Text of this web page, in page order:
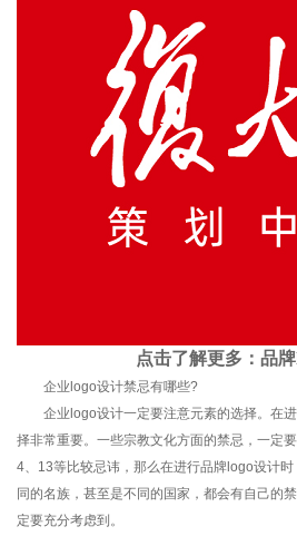
点击了解更多： 品
企业logo设计禁忌有哪些?
企业logo设计一定要注意元素的选择。在进
择非常重要。一些宗教文化方面的禁忌，一定
4、13等比较忌讳，那么在进行品牌logo设计
同的名族，甚至是不同的国家，都会有自己的
定要充分考虑到。